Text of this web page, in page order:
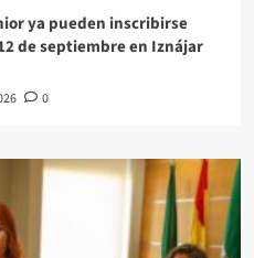
ya pueden inscribirse
de septiembre en Iznájar
0